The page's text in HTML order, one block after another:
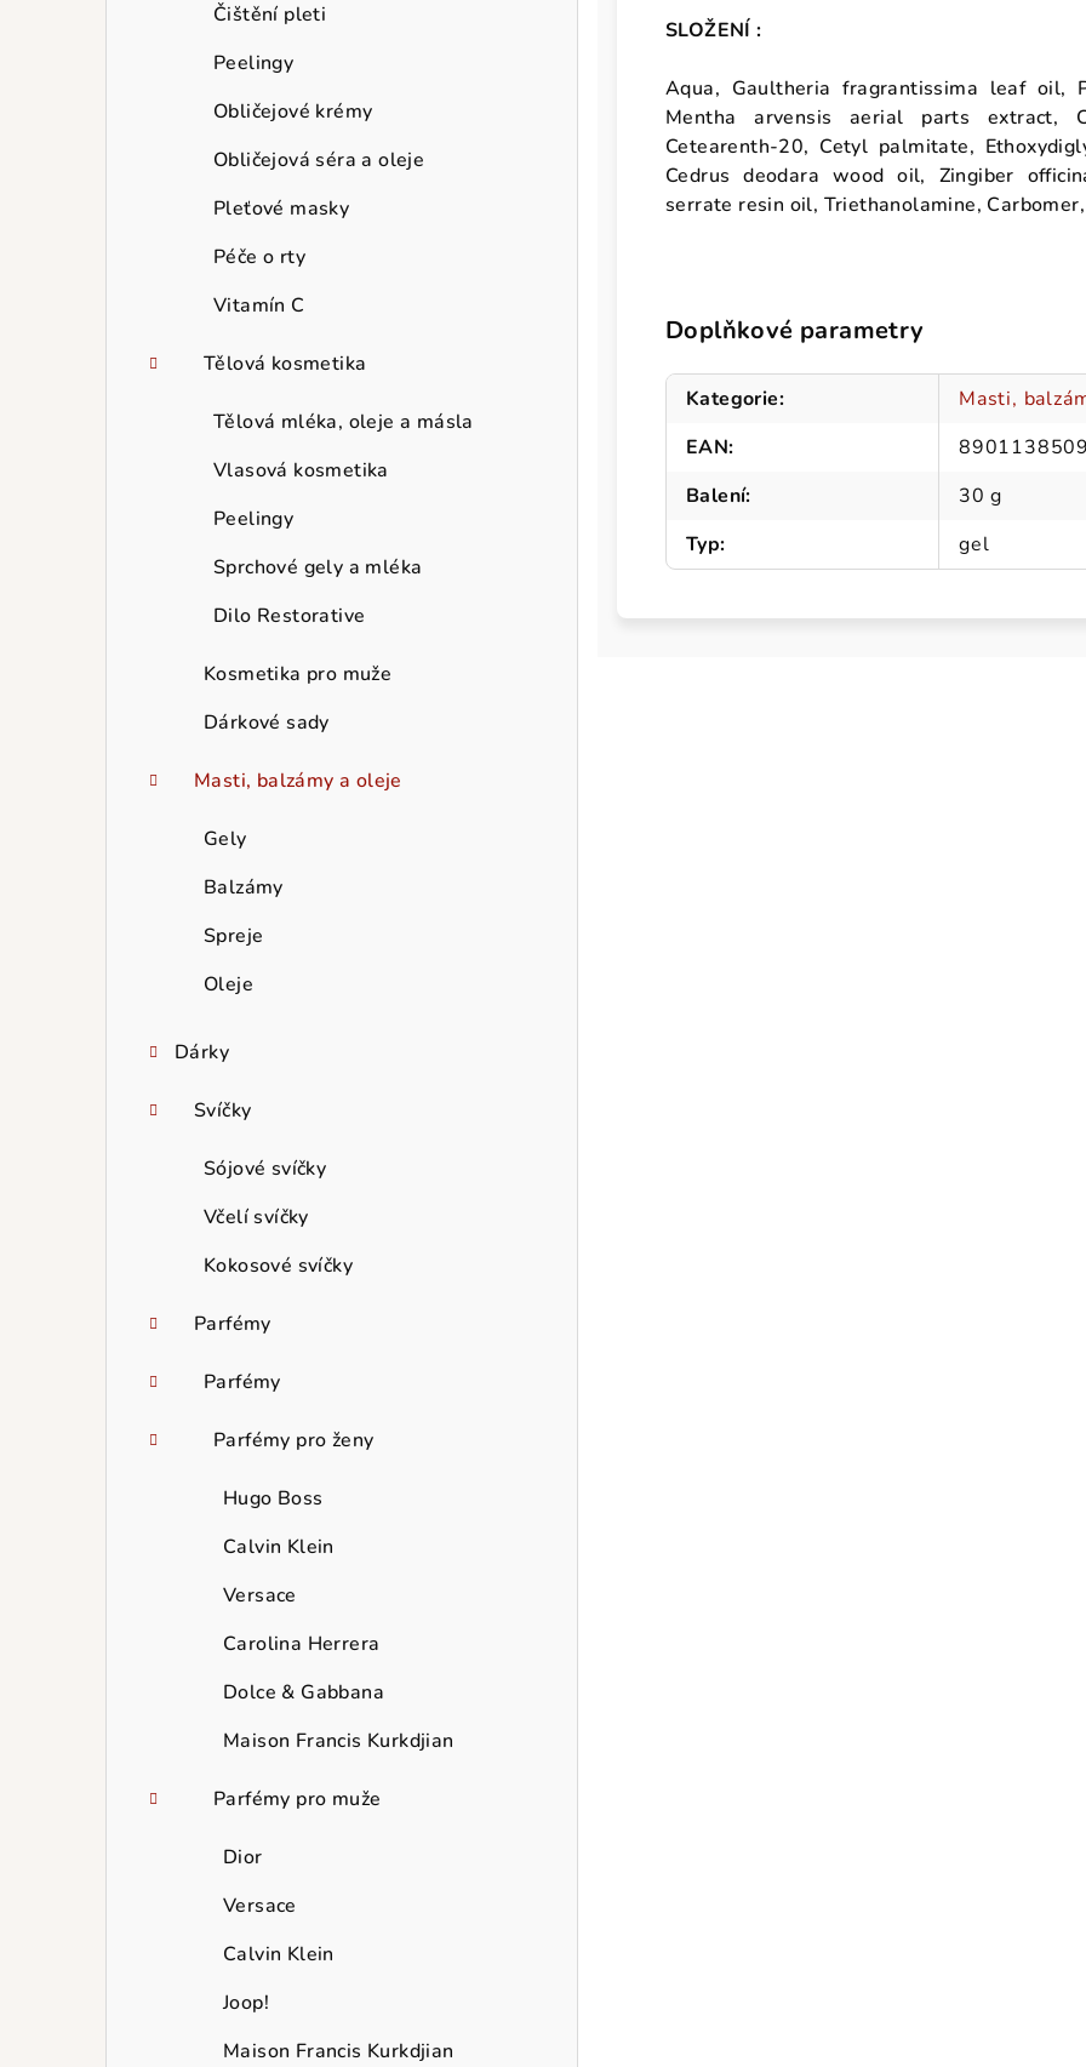
Čištění pleti
Peelingy
Obličejové krémy
Obličejová séra a oleje
Pleťové masky
Péče o rty
Vitamín C
Tělová kosmetika
Tělová mléka, oleje a másla
Vlasová kosmetika
Peelingy
Sprchové gely a mléka
Dilo Restorative
Kosmetika pro muže
Dárkové sady
Masti, balzámy a oleje
Gely
Balzámy
Spreje
Oleje
Dárky
Svíčky
Sójové svíčky
Včelí svíčky
Kokosové svíčky
Parfémy
Parfémy
Parfémy pro ženy
Hugo Boss
Calvin Klein
Versace
Carolina Herrera
Dolce & Gabbana
Maison Francis Kurkdjian
Parfémy pro muže
Dior
Versace
Calvin Klein
Joop!
Maison Francis Kurkdjian
SLOŽENÍ :
Aqua, Gaultheria fragrantissima leaf oil,
Mentha arvensis aerial parts extract,
Cetearenth-20, Cetyl palmitate,
Cedrus deodara wood oil, Zingiber
serrate resin oil, Triethanolamine,
Doplňkové parametry
Kategorie:
Masti,
EAN:
Balení:
30 g
Typ: gel